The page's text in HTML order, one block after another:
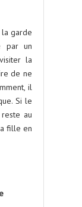
garde
par un
la
de ne
il
Si le
au
fille en